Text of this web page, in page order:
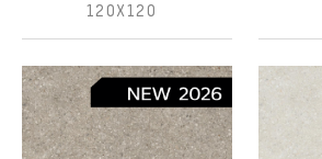
120X120